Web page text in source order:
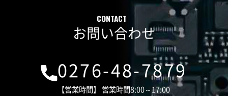
お問い合わせ
0276-48-7879
【営業時間】 営業時間8:00～17:00